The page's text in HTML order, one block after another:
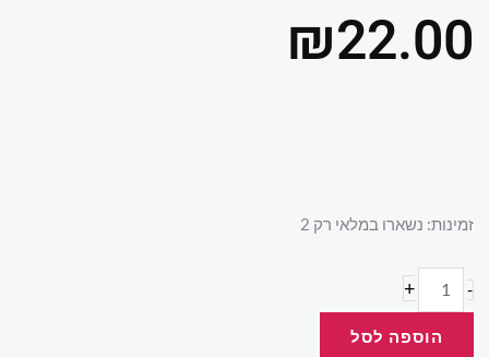
₪22.00
זמינות: נשארו במלאי רק 2
-
כמות
فيزياء
السعادة
+
הוספה לסל